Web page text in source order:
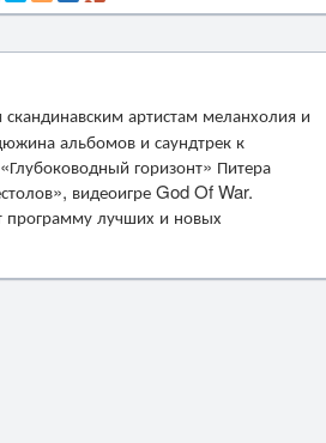
артистам меланхолия и
альбомов и саундтрек к
горизонт» Питера
видеоигре God Of War.
программу лучших и новых